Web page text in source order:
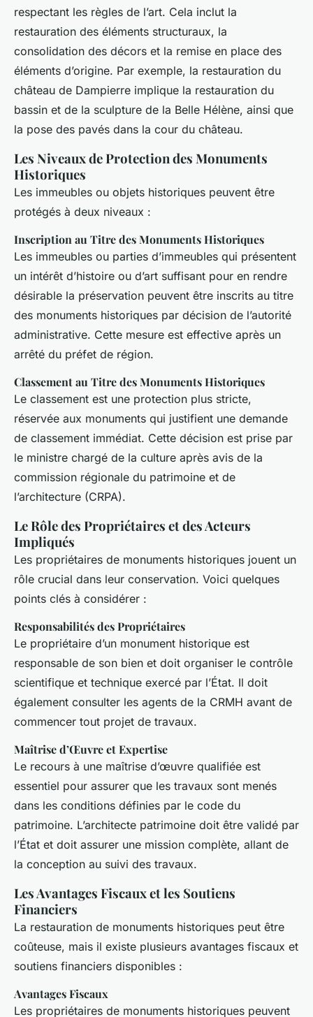
respectant les règles de l’art. Cela inclut la
restauration des éléments structuraux, la
consolidation des décors et la remise en place des
éléments d’origine. Par exemple, la restauration du
château de Dampierre implique la restauration du
bassin et de la sculpture de la Belle Hélène, ainsi que
la pose des pavés dans la cour du château.
Les Niveaux de Protection des Monuments
Historiques
Les immeubles ou objets historiques peuvent être
protégés à deux niveaux :
Inscription au Titre des Monuments Historiques
Les immeubles ou parties d’immeubles qui présentent
un intérêt d’histoire ou d’art suffisant pour en rendre
désirable la préservation peuvent être inscrits au titre
des monuments historiques par décision de l’autorité
administrative. Cette mesure est effective après un
arrêté du préfet de région.
Classement au Titre des Monuments Historiques
Le classement est une protection plus stricte,
réservée aux monuments qui justifient une demande
de classement immédiat. Cette décision est prise par
le ministre chargé de la culture après avis de la
commission régionale du patrimoine et de
l’architecture (CRPA).
Le Rôle des Propriétaires et des Acteurs
Impliqués
Les propriétaires de monuments historiques jouent un
rôle crucial dans leur conservation. Voici quelques
points clés à considérer :
Responsabilités des Propriétaires
Le propriétaire d’un monument historique est
responsable de son bien et doit organiser le contrôle
scientifique et technique exercé par l’État. Il doit
également consulter les agents de la CRMH avant de
commencer tout projet de travaux.
Maîtrise d’Œuvre et Expertise
Le recours à une maîtrise d’œuvre qualifiée est
essentiel pour assurer que les travaux sont menés
dans les conditions définies par le code du
patrimoine. L’architecte patrimoine doit être validé par
l’État et doit assurer une mission complète, allant de
la conception au suivi des travaux.
Les Avantages Fiscaux et les Soutiens
Financiers
La restauration de monuments historiques peut être
coûteuse, mais il existe plusieurs avantages fiscaux et
soutiens financiers disponibles :
Avantages Fiscaux
Les propriétaires de monuments historiques peuvent